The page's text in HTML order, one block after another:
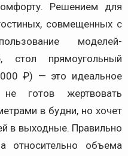
Решением для
совмещенных с
моделей-
стол прямоугольный
₽) — это идеальное
готов жертвовать
в будни, но хочет
в выходные. Правильно
относительно объема